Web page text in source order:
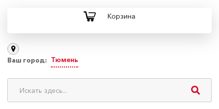
Корзина
Ваш город: Тюмень